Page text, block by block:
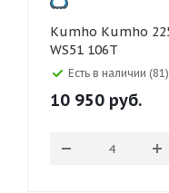
Kumho Kumho 225/65 R17 Wintercraft SUV Ice
WS51 106T
Есть в наличии (81)
10 950 руб.